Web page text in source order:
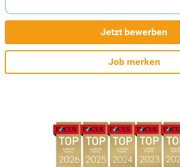
Jetzt bewerben
Job merken